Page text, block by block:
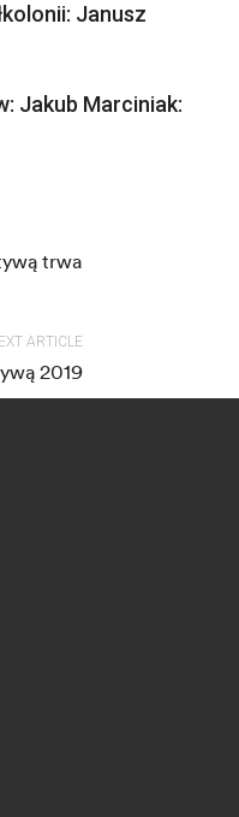
Janusz
Jakub Marciniak:
trwa
ARTICLE
2019